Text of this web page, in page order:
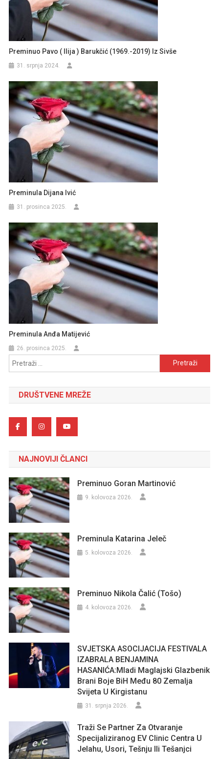
Preminuo Pavo ( Ilija ) Barukčić (1969.-2019) Iz Sivše
31. srpnja 2024.
Preminula Dijana Ivić
31. prosinca 2025.
Preminula Anđa Matijević
26. prosinca 2025.
Pretraži:
DRUŠTVENE MREŽE
NAJNOVIJI ČLANCI
Preminuo Goran Martinović
9. kolovoza 2026.
Preminula Katarina Jeleč
5. kolovoza 2026.
Preminuo Nikola Čalić (Tošo)
4. kolovoza 2026.
SVJETSKA ASOCIJACIJA FESTIVALA
IZABRALA BENJAMINA
HASANIĆA:Mladi Maglajski Glazbenik
Brani Boje BiH Među 80 Zemalja
Svijeta U Kirgistanu
31. srpnja 2026.
Traži Se Partner Za Otvaranje
Specijaliziranog EV Clinic Centra U
Jelahu, Usori, Tešnju Ili Tešanjci